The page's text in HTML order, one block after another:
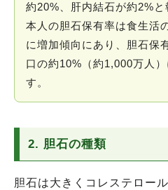
約20%、肝内結石が約2%
本人の胆石保有率は食生活
に増加傾向にあり、胆石保
口の約10%（約1,000万人
す。
2. 胆石の種類
胆石は大きくコレステロー